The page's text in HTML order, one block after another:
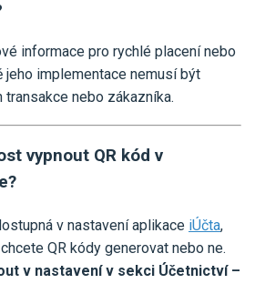
informace pro rychlé placení nebo
jeho implementace nemusí být
transakce nebo zákazníka.
vypnout QR kód v
v nastavení aplikace iÚčta,
QR kódy generovat nebo ne.
v nastavení v sekci Účetnictví –